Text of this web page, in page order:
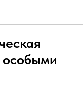
особыми